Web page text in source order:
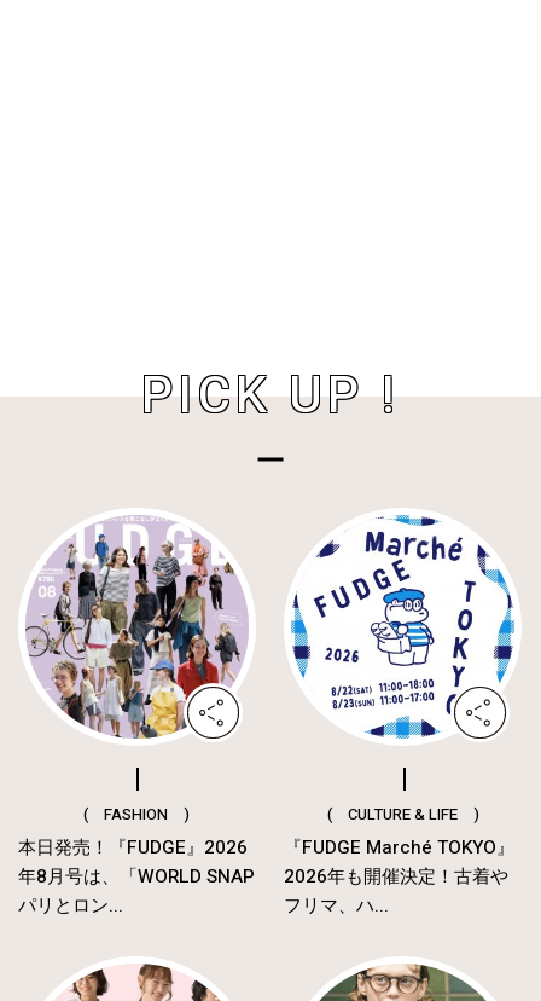
PICK UP !
( FASHION )
本日発売！『FUDGE』2026
年8月号は、「WORLD SNAP
パリとロン...
( CULTURE & LIFE )
『FUDGE Marché TOKYO』
2026年も開催決定！古着や
フリマ、ハ...